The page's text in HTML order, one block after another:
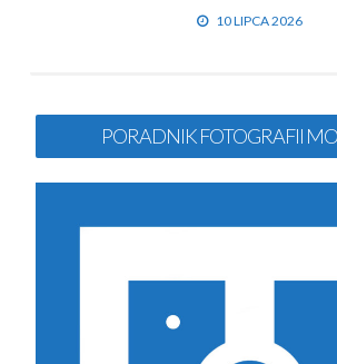
10 LIPCA 2026
PORADNIK FOTOGRAFII